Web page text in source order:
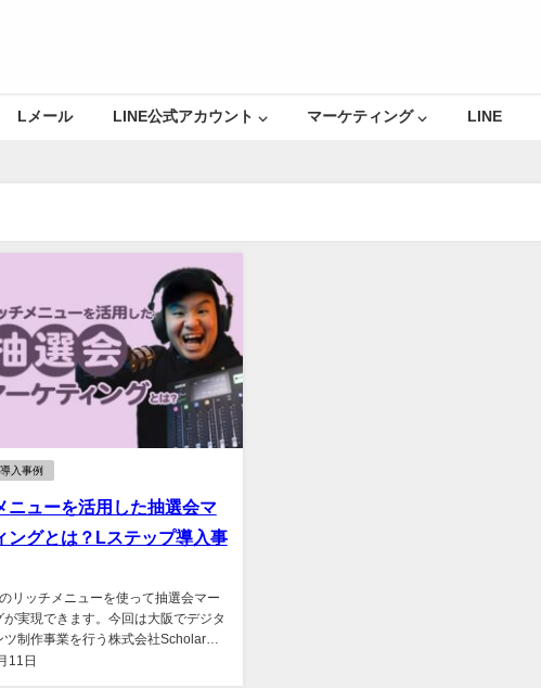
Lメール LINE公式アカウント ⌵ マーケティング ⌵ LINE
入事例
ニューを活用した抽選会マ
ングとは？Lステップ導入事
のリッチメニューを使って抽選会マー
が実現できます。今回は大阪でデジタ
ツ制作事業を行う株式会社Scholar
黒坂さん...
11日